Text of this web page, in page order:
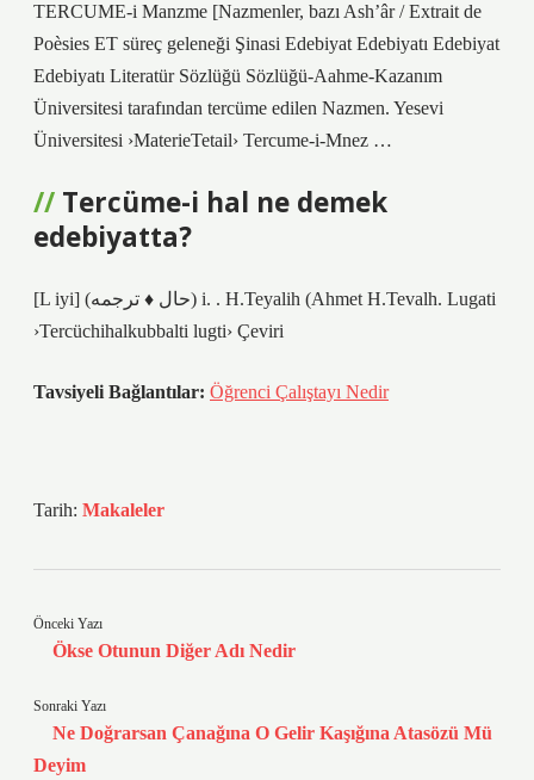
TERCUME-i Manzme [Nazmenler, bazı Ash’âr / Extrait de
Poèsies ET süreç geleneği Şinasi Edebiyat Edebiyatı Edebiyat
Edebiyatı Literatür Sözlüğü Sözlüğü-Aahme-Kazanım
Üniversitesi tarafından tercüme edilen Nazmen. Yesevi
Üniversitesi ›MaterieTetail› Tercume-i-Mnez …
Tercüme-i hal ne demek
edebiyatta?
[L iyi] (ﺣﺎﻝ ♦ ﺗﺮﺟﻤﻪ) i. . H.Teyalih (Ahmet H.Tevalh. Lugati
›Tercüchihalkubbalti lugti› Çeviri
Tavsiyeli Bağlantılar: Öğrenci Çalıştayı Nedir
Tarih: Makaleler
Önceki Yazı
Ökse Otunun Diğer Adı Nedir
Sonraki Yazı
Ne Doğrarsan Çanağına O Gelir Kaşığına Atasözü Mü
Deyim